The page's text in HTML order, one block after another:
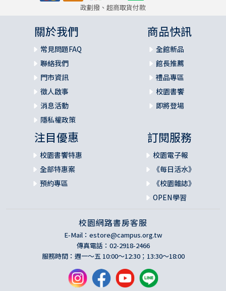
政劃撥、超商取貨付款
關於我們
常見問題FAQ
聯絡我們
門市資訊
徵人啟事
消息活動
隱私權政策
商品快訊
全館新品
館長推薦
禮品專區
校園書饗
即將登場
注目優惠
校園書饗特惠
全部特惠案
預約專區
訂閱服務
校園電子報
《每日活水》
《校園雜誌》
OPEN學習
校園網路書房客服
E-Mail： estore@campus.org.tw
傳真電話：02-2918-2466
服務時間：週一～五 10:00～12:30；13:30～18:00